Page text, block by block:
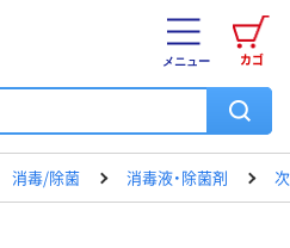
カゴ
メニュー
消毒/除菌 消毒液・除菌剤